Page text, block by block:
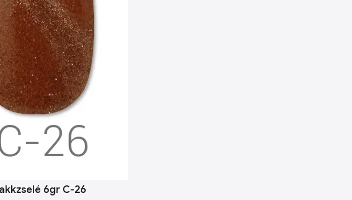
6gr C-26